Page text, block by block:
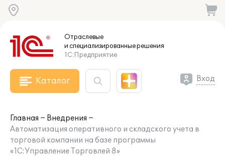
Отраслевые
и специализированныерешения
1С:Предприятие
Каталог Вход
Главная
Внедрения
Автоматизация оперативного и складского учета в
торговой компании на базе программы
«1С:Управление Торговлей 8»